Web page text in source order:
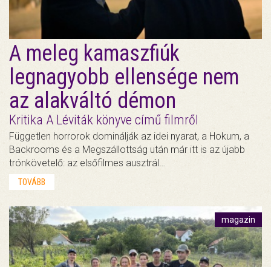
A meleg kamaszfiúk
legnagyobb ellensége nem
az alakváltó démon
Kritika A Léviták könyve című filmről
Független horrorok dominálják az idei nyarat, a Hokum, a
Backrooms és a Megszállottság után már itt is az újabb
trónkövetelő: az elsőfilmes ausztrál…
TOVÁBB
magazin